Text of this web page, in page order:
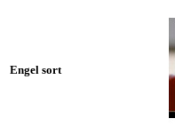
Engel sort